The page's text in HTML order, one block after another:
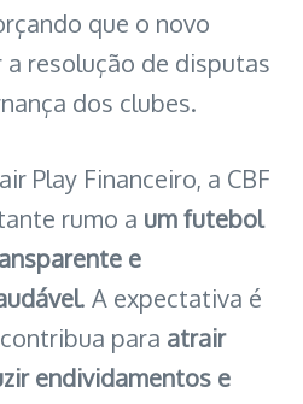
que o novo
resolução de disputas
dos clubes.
Play Financeiro, a CBF
rumo a um futebol
e
. A expectativa é
para atrair
endividamentos e